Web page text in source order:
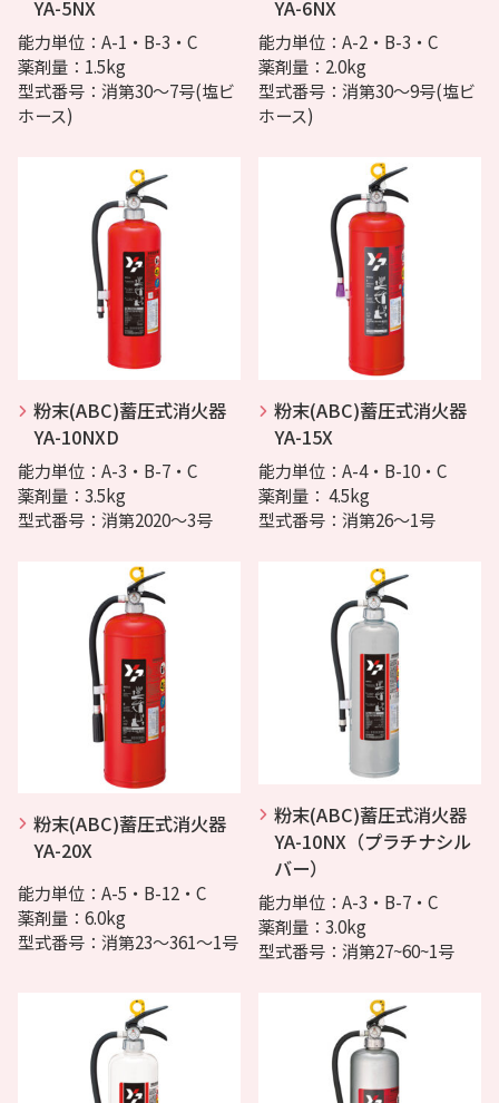
YA-5NX
能力単位：A-1・B-3・C
薬剤量：1.5kg
型式番号：消第30～7号(塩ビ
ホース)
YA-6NX
能力単位：A-2・B-3・C
薬剤量：2.0kg
型式番号：消第30～9号(塩ビ
ホース)
粉末(ABC)蓄圧式消火器
YA-10NXD
能力単位：A-3・B-7・C
薬剤量：3.5kg
型式番号：消第2020～3号
粉末(ABC)蓄圧式消火器
YA-15X
能力単位：A-4・B-10・C
薬剤量： 4.5kg
型式番号：消第26～1号
粉末(ABC)蓄圧式消火器
YA-20X
能力単位：A-5・B-12・C
薬剤量：6.0kg
型式番号：消第23～361～1号
粉末(ABC)蓄圧式消火器
YA-10NX（プラチナシル
バー）
能力単位：A-3・B-7・C
薬剤量：3.0kg
型式番号：消第27~60~1号